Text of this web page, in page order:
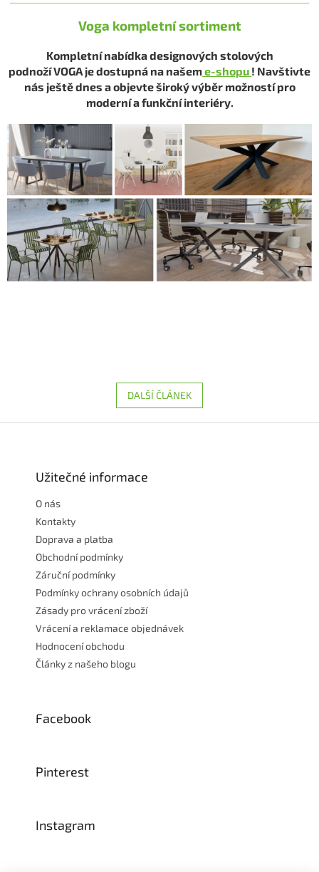
Voga kompletní sortiment
Kompletní nabídka designových stolových
podnoží VOGA je dostupná na našeme-shopu ! Navštivte
nás ještě dnes a objevte široký výběr možností pro
moderní a funkční interiéry.
DALŠÍ ČLÁNEK
Užitečné informace
O nás
Kontakty
Doprava a platba
Obchodní podmínky
Záruční podmínky
Podmínky ochrany osobních údajů
Zásady pro vrácení zboží
Vrácení a reklamace objednávek
Hodnocení obchodu
Články z našeho blogu
Facebook
Pinterest
Instagram